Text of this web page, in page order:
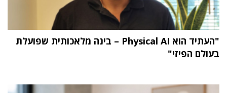
"העתיד הוא Physical AI – בינה מלאכותית שפועלת
בעולם הפיזי"